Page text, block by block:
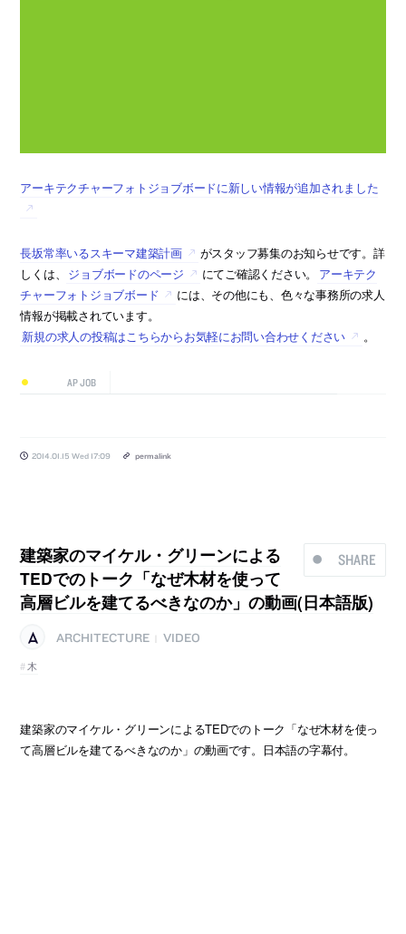
アーキテクチャーフォトジョブボードに新しい情報が追加されました
長坂常率いるスキーマ建築計画
がスタッフ募集のお知らせです。詳
しくは、
ジョブボードのページ にてご確認ください。
アーキテク
チャーフォトジョブボード
には、その他にも、色々な事務所の求人
情報が掲載されています。
新規の求人の投稿はこちらからお気軽にお問い合わせください
。
AP JOB
2014.01.15 Wed 17:09 permalink
SHARE
建築家のマイケル・グリーンによる
TEDでのトーク「なぜ木材を使って
高層ビルを建てるべきなのか」の動画(日本語版)
ARCHITECTURE
VIDEO
木
建築家のマイケル・グリーンによるTEDでのトーク「なぜ木材を使っ
て高層ビルを建てるべきなのか」の動画です。日本語の字幕付。